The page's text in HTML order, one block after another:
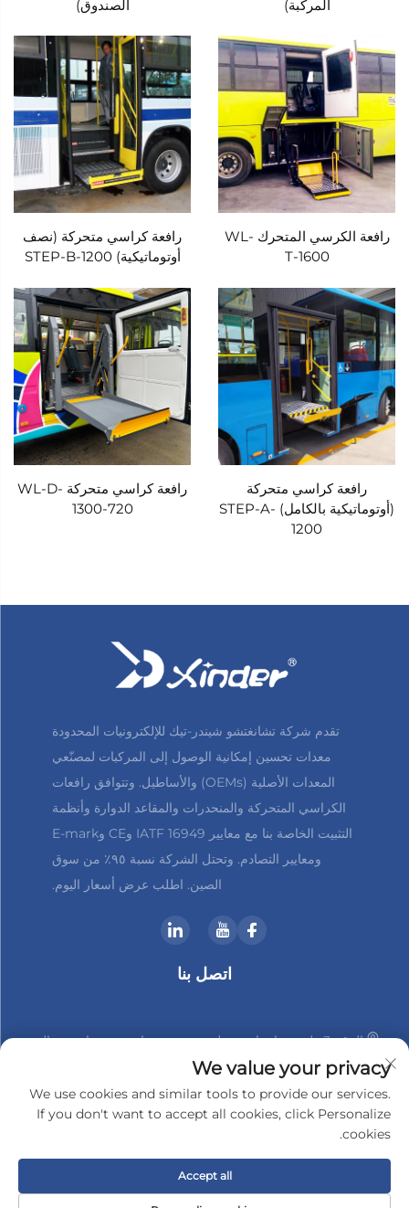
المركبة)
الصندوق)
رافعة الكرسي المتحرك WL-
T-1600
رافعة كراسي متحركة (نصف
أوتوماتيكية) STEP-B-1200
رافعة كراسي متحركة
(أوتوماتيكية بالكامل) STEP-A-
1200
رافعة كراسي متحركة WL-D-
1300-720
تقدم شركة تشانغتشو شيندر-تيك للإلكترونيات المحدودة
معدات تحسين إمكانية الوصول إلى المركبات لمصنّعي
المعدات الأصلية (OEMs) والأساطيل. وتتوافق رافعات
الكراسي المتحركة والمنحدرات والمقاعد الدوارة وأنظمة
التثبيت الخاصة بنا مع معايير IATF 16949 وCE وE-mark
ومعايير التصادم. وتحتل الشركة نسبة ٩٥٪ من سوق
الصين. اطلب عرض أسعار اليوم.
اتصل بنا
الرقم 3 طريق هانشان، منطقة شينبي، تشانغتشو، جيانغسو، الصين
+86-18961288218
[email protected]
حقوق النشر © 2025 بواسطة شركة تشانغتشو شيندير-تيك للإلكترونيات
المحدودةسياسة الخصوصية
We value your privacy
We use cookies and similar tools to provide our services.
If you don't want to accept all cookies, click Personalize
cookies.
Accept all